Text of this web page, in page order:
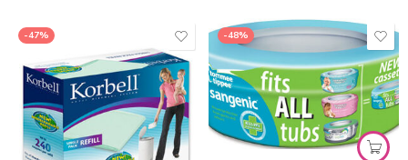
-47% -48%